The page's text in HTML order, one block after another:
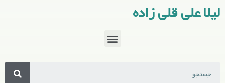
لیلا علی قلی زاده